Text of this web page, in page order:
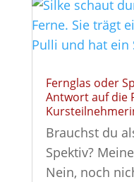
Fernglas oder
Antwort auf die
Brauchst du
Spektiv?
Nein, noch